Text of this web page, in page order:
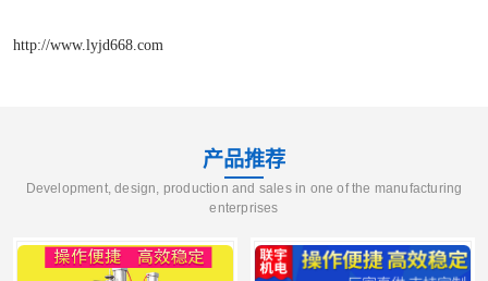
http://www.lyjd668.com
产品推荐
Development, design, production and sales in one of the manufacturing
enterprises